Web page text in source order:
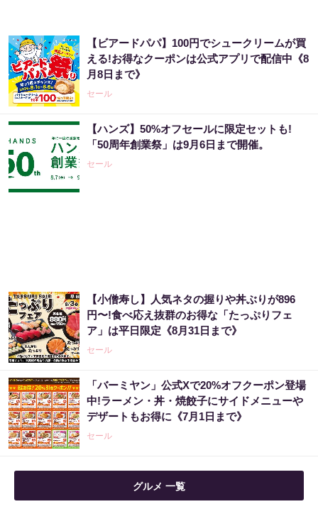
【ビアードパパ】100円でシュークリームが買
える!お得なクーポンは公式アプリで配信中《8
月8日まで》
セール
【ハンズ】50%オフセールに限定セットも!
「50周年創業祭」は9月6日まで開催。
セール
【小僧寿し】人気ネタの握りや丼ぶりが896
円〜!食べ応え抜群のお得な「たっぷりフェ
ア」は平日限定《8月31日まで》
セール
「バーミヤン」公式Xで20%オフクーポン登場
中!ラーメン・丼・焼餃子にサイドメニューや
デザートもお得に《7月1日まで》
セール
グルメ 一覧